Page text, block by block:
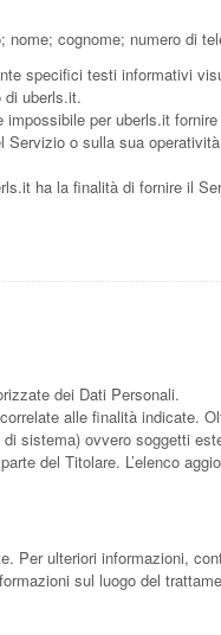
cognome; numero di
specifici testi informativi
di uberls.it.
per uberls.it
Servizio o sulla sua
ha la finalità di fornire il
dei Dati Personali.
alle finalità indicate.
sistema) ovvero soggetti
del Titolare. L’elenco
Per ulteriori informazioni,
sul luogo del